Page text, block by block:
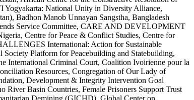
Yogyakarta: National Unity in Diversity Alliance,
Badhon Manob Unnayan Sangstha, Bangladesh
Service Committee, CARE AND DEVELOPMENT
Centre for Peace & Conflict Studies, Centre for
International: Action for Sustainable
Platform for Peacebuilding and Statebuilding,
International Criminal Court, Coalition Ivoirienne pour la
Resources, Congregation of Our Lady of
Development & Integrity Intervention Goal
Basin Countries, Female Prisoners Support Trust
Demining (GICHD), Global Center on